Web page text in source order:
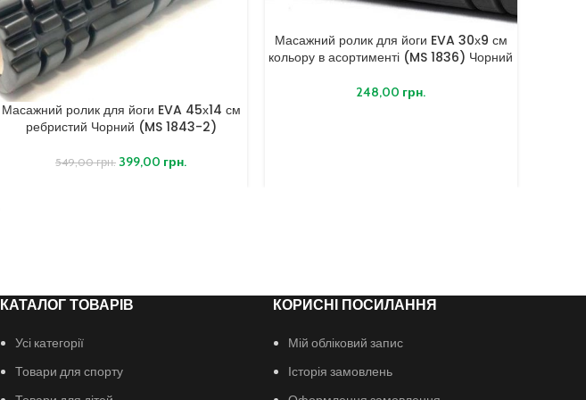
Масажний ролик для йоги EVA 45х14 см
ребристий Чорний (MS 1843-2)
549,00грн. 399,00 грн.
Масажний ролик для йоги EVA 30х9 см
кольору в асортименті (MS 1836) Чорний
248,00 грн.
КАТАЛОГ ТОВАРІВ
Усі категорії
Товари для спорту
КОРИСНІ ПОСИЛАННЯ
Мій обліковий запис
Історія замовлень